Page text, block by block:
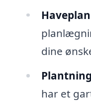
dine
har et